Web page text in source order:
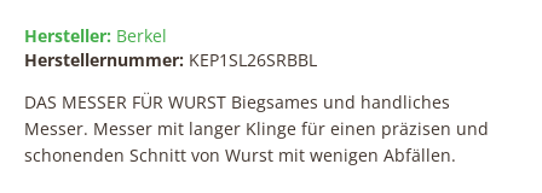
Hersteller: Berkel
Herstellernummer: KEP1SL26SRBBL
DAS MESSER FÜR WURST Biegsames und handliches
Messer. Messer mit langer Klinge für einen präzisen und
schonenden Schnitt von Wurst mit wenigen Abfällen.
gallery